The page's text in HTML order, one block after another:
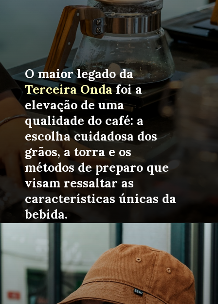
O maior legado da
Terceira Onda foi a
elevação de uma
qualidade do café: a
escolha cuidadosa dos
grãos, a torra e os
métodos de preparo que
visam ressaltar as
características únicas da
bebida.